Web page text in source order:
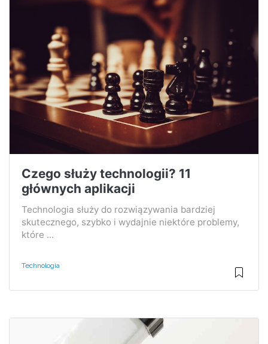
Czego służy technologii? 11
głównych aplikacji
Technologia służy do rozwiązywania bardziej
skutecznego, szybko i wydajnie niektóre problemy,
które ...
Technologia